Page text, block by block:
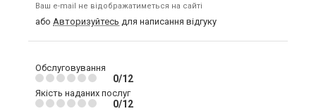
Ваш e-mail не відображатиметься на сайті
або Авторизуйтесь для написання відгуку
Обслуговування
0/12
Якість наданих послуг
0/12